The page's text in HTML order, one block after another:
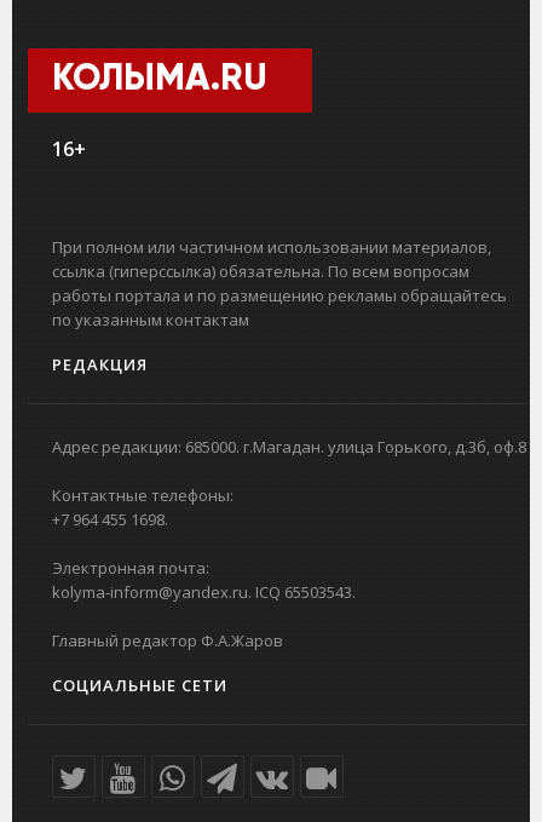
КОЛЫМА.RU
16+
При полном или частичном использовании материалов,
ссылка (гиперссылка) обязательна. По всем вопросам
работы портала и по размещению рекламы обращайтесь
по указанным контактам
РЕДАКЦИЯ
Адрес редакции: 685000. г.Магадан. улица Горького, д.3б, оф.8
Контактные телефоны:
+7 964 455 1698.
Электронная почта:
kolyma-inform@yandex.ru. ICQ 65503543.
Главный редактор Ф.А.Жаров
СОЦИАЛЬНЫЕ СЕТИ